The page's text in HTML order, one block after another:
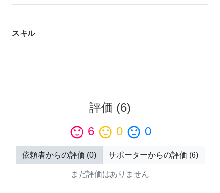
スキル
評価 (6)
sentiment_satisfied 6 sentiment_neutral 0 sentiment_dissatisfied 0
依頼者からの評価 (0) サポーターからの評価 (6)
まだ評価はありません